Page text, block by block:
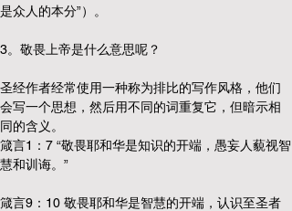
是众人的本分”）。
3。敬畏上帝是什么意思呢？
圣经作者经常使用一种称为排比的写作风格，他们
会写一个思想，然后用不同的词重复它，但暗示相
同的含义。
箴言1：7 “敬畏耶和华是知识的开端，愚妄人藐视智
慧和训诲。”
箴言9：10 敬畏耶和华是智慧的开端，认识至圣者